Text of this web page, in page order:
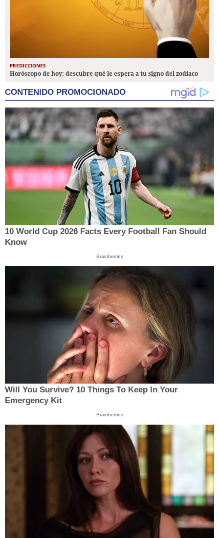
PREDICCIONES
Horóscopo de hoy: descubre qué le espera a tu signo del zodiaco
CONTENIDO PROMOCIONADO
10 World Cup 2026 Facts Every Football Fan Should
Know
Brainberries
Will You Survive? 10 Things To Keep In Your
Emergency Kit
Brainberries